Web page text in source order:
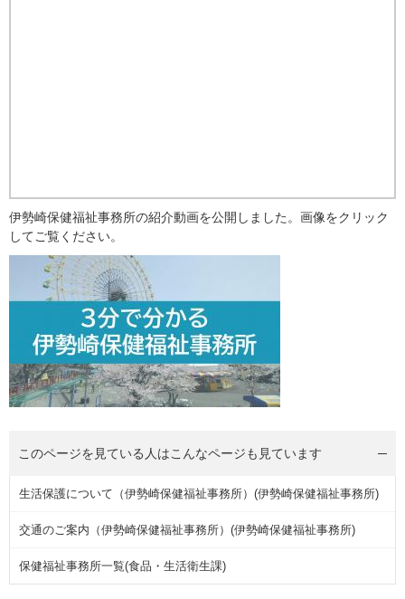
伊勢崎保健福祉事務所の紹介動画を公開しました。画像をクリック
してご覧ください。
このページを見ている人はこんなページも見ています
生活保護について（伊勢崎保健福祉事務所）(伊勢崎保健福祉事務所)
交通のご案内（伊勢崎保健福祉事務所）(伊勢崎保健福祉事務所)
保健福祉事務所一覧(食品・生活衛生課)